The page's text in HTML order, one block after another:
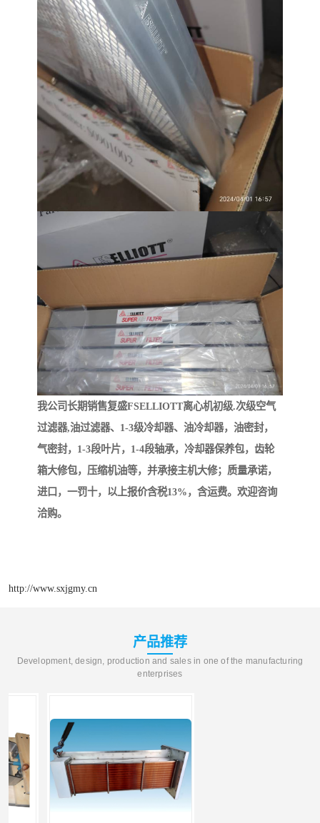
我公司长期销售复盛FSELLIOTT离心机初级.次级空气
过滤器,油过滤器、1-3级冷却器、油冷却器，油密封，
气密封，1-3段叶片，1-4段轴承，冷却器保养包，齿轮
箱大修包，压缩机油等，并承接主机大修；质量承诺，
进口，一罚十，以上报价含税13%，含运费。欢迎咨询
洽购。
http://www.sxjgmy.cn
产品推荐
Development, design, production and sales in one of the manufacturing
enterprises